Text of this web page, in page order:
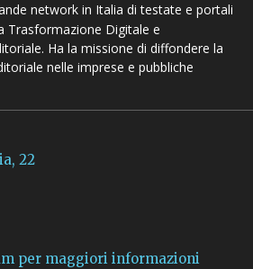
network in Italia di testate e portali
Trasformazione Digitale e
Ha la missione di diffondere la
nelle imprese e pubbliche
22
per maggiori informazioni